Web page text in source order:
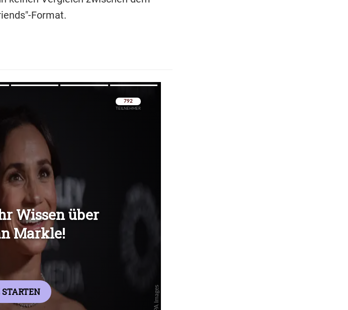
Format.
Überspringen